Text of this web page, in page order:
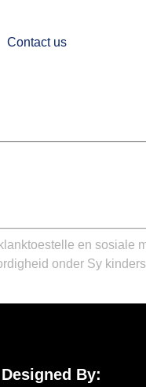
Contact us
en sosiale
onder Sy
Designed By: